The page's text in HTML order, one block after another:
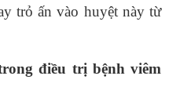
trỏ ấn vào huyệt này từ
điều trị bệnh viêm